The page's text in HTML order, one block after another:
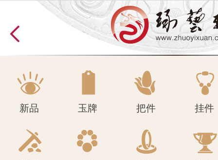
原石 南红 轻奢 名作
新品 玉牌 把件 挂件